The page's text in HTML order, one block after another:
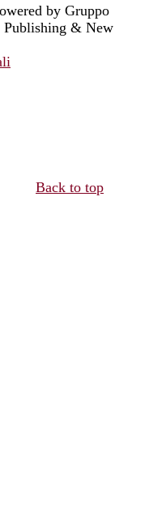
by Gruppo
Publishing & New
Back to top